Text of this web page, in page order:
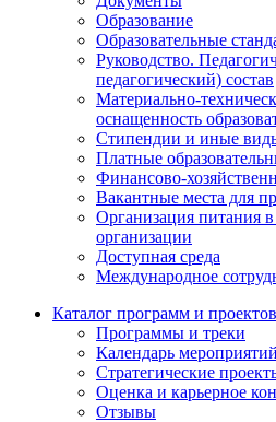
Образование
Образовательные
Руководство.
педагогический) состав
Материально-
оснащенность
Стипендии и иные
Платные
Финансово-
Вакантные места для
Организация питания в
организации
Доступная среда
Международное
Каталог программ и проектов
Программы и треки
Календарь мероприятий
Стратегические
Оценка и карьерное
Отзывы